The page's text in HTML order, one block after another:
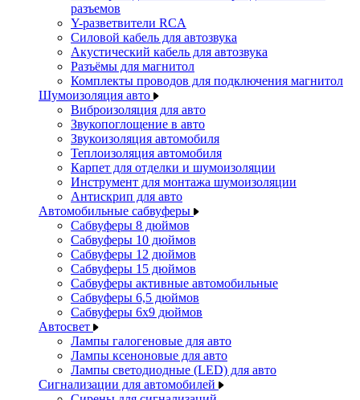
разъемов
Y-разветвители RCA
Силовой кабель для автозвука
Акустический кабель для автозвука
Разъёмы для магнитол
Комплекты проводов для подключения магнитол
Шумоизоляция авто
Виброизоляция для авто
Звукопоглощение в авто
Звукоизоляция автомобиля
Теплоизоляция автомобиля
Карпет для отделки и шумоизоляции
Инструмент для монтажа шумоизоляции
Антискрип для авто
Автомобильные сабвуферы
Сабвуферы 8 дюймов
Сабвуферы 10 дюймов
Сабвуферы 12 дюймов
Сабвуферы 15 дюймов
Сабвуферы активные автомобильные
Сабвуферы 6,5 дюймов
Сабвуферы 6x9 дюймов
Автосвет
Лампы галогеновые для авто
Лампы ксеноновые для авто
Лампы светодиодные (LED) для авто
Сигнализации для автомобилей